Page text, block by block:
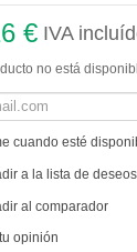
€ IVA
no está
cuando esté
a la lista de deseos
al comparador
opinión